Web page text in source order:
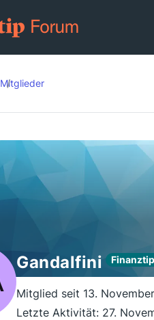
Mitglieder
Gandalfini
Mitglied seit 13.
Letzte Aktivität: 27.